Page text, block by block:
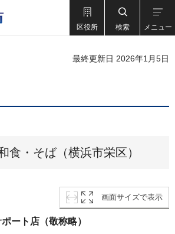
区役所 検索 メニュー
最終更新日 2026年1月5日
食・そば（横浜市栄区）
画面サイズで表示
ート店（敬称略）